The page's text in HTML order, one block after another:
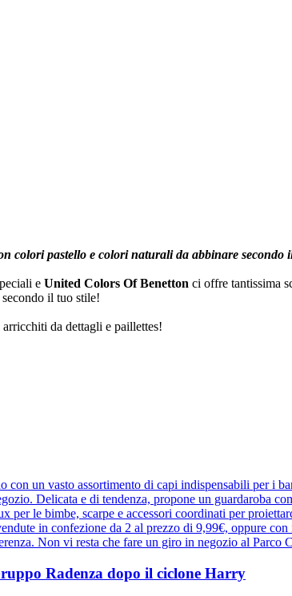
colori pastello e colori naturali da abbinare secondo
e United Colors Of Benetton ci offre tantissima
il tuo stile!
da dettagli e paillettes!
un vasto assortimento di capi indispensabili per i
Delicata e di tendenza, propone un guardaroba
per le bimbe, scarpe e accessori coordinati per
in confezione da 2 al prezzo di 9,99€, oppure
Non vi resta che fare un giro in negozio al Parco
Radenza dopo il ciclone Harry